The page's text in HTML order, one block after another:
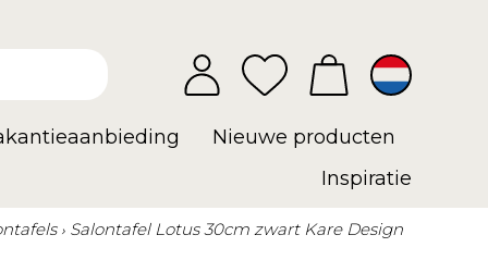
Nieuwe producten
Inspiratie
Salontafel Lotus 30cm zwart Kare Design